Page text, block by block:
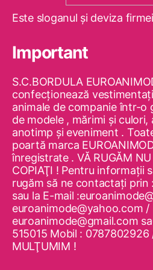
Este sloganul şi deviza
Important
S.C.BORDULA
confecţionează
animale de companie într-o
de modele , mărimi şi
anotimp şi eveniment .
poartă marca
înregistrate . VĂ RUGĂM NU
COPIAŢI ! Pentru informaţii
rugăm să ne contactaţi
sau la E-mail
euroanimode@yahoo.com /
euroanimode@gmail.com
515015 Mobil :
MULŢUMIM !